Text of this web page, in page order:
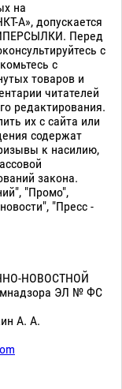
на
А», допускается
Перед
с
с
товаров и
читателей
редактирования.
их с сайта или
содержат
к насилию,
закона.
"Промо",
"Пресс -
НОВОСТНОЙ
ЭЛ № ФС
А. А.